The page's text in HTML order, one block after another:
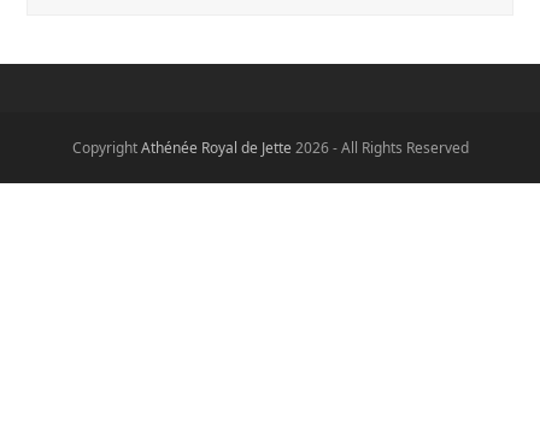
CopyrightAthénée Royal de Jette 2026 - All Rights Reserved